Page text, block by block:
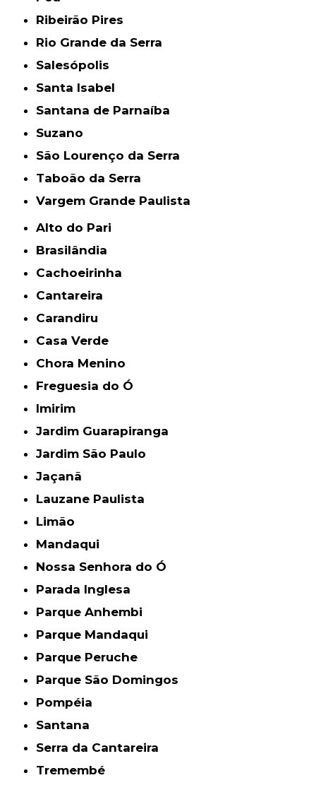
Ribeirão Pires
Rio Grande da Serra
Salesópolis
Santa Isabel
Santana de Parnaíba
Suzano
São Lourenço da Serra
Taboão da Serra
Vargem Grande Paulista
Alto do Pari
Brasilândia
Cachoeirinha
Cantareira
Carandiru
Casa Verde
Chora Menino
Freguesia do Ó
Imirim
Jardim Guarapiranga
Jardim São Paulo
Jaçanã
Lauzane Paulista
Limão
Mandaqui
Nossa Senhora do Ó
Parada Inglesa
Parque Anhembi
Parque Mandaqui
Parque Peruche
Parque São Domingos
Pompéia
Santana
Serra da Cantareira
Tremembé